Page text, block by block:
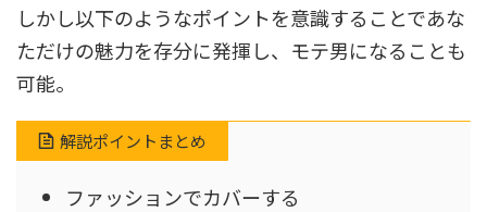
しかし以下のようなポイントを意識することであな
ただけの魅力を存分に発揮し、モテ男になることも
可能。
解説ポイントまとめ
ファッションでカバーする